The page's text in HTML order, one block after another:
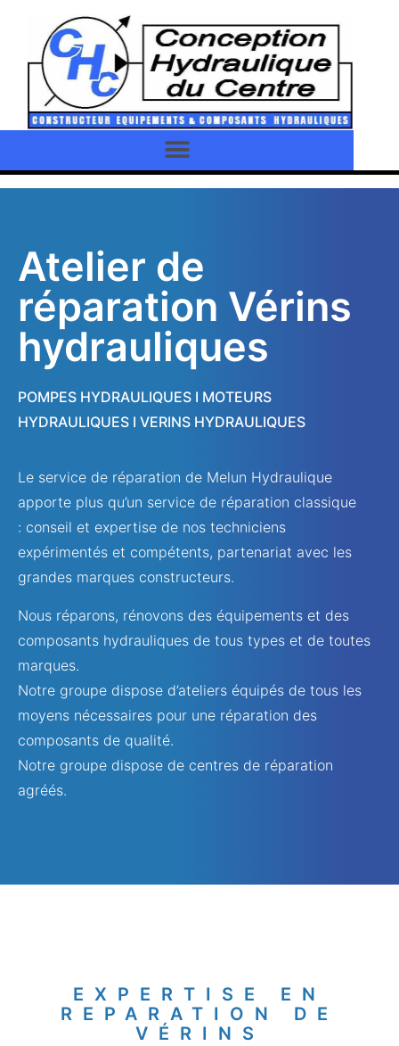
Atelier de
réparation Vérins
hydrauliques
POMPES HYDRAULIQUES I MOTEURS
HYDRAULIQUES I VERINS HYDRAULIQUES
Le service de réparation de Melun Hydraulique
apporte plus qu’un service de réparation classique
: conseil et expertise de nos techniciens
expérimentés et compétents, partenariat avec les
grandes marques constructeurs.
Nous réparons, rénovons des équipements et des
composants hydrauliques de tous types et de toutes
marques.
Notre groupe dispose d’ateliers équipés de tous les
moyens nécessaires pour une réparation des
composants de qualité.
Notre groupe dispose de centres de réparation
agréés.
EXPERTISE EN
REPARATION DE
VÉRINS